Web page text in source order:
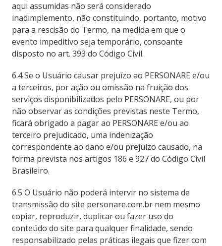
aqui assumidas não será considerado
inadimplemento, não constituindo, portanto, motivo
para a rescisão do Termo, na medida em que o
evento impeditivo seja temporário, consoante
disposto no art. 393 do Código Civil.
6.4 Se o Usuário causar prejuízo ao PERSONARE e/ou
a terceiros, por ação ou omissão na fruição dos
serviços disponibilizados pelo PERSONARE, ou por
não observar as condições previstas neste Termo,
ficará obrigado a pagar ao PERSONARE e/ou ao
terceiro prejudicado, uma indenização
correspondente ao dano e/ou prejuízo causado, na
forma prevista nos artigos 186 e 927 do Código Civil
Brasileiro.
6.5 O Usuário não poderá intervir no sistema de
transmissão do site personare.com.br nem mesmo
copiar, reproduzir, duplicar ou fazer uso do
conteúdo do site para qualquer finalidade, sendo
responsabilizado pelas práticas ilegais que fizer com